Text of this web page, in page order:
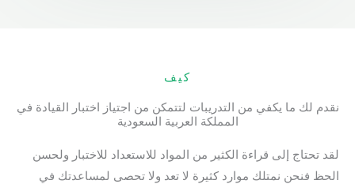
كيف
نقدم لك ما يكفي من التدريبات لتتمكن من اجتياز اختبار القيادة في
المملكة العربية السعودية
لقد تحتاج إلى قراءة الكثير من المواد للاستعداد للاختبار ولحسن
الحظ فنحن نمتلك موارد كثيرة لا تعد ولا تحصى لمساعدتك في